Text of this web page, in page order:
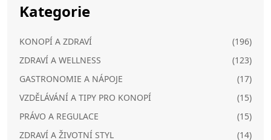
Kategorie
KONOPÍ A ZDRAVÍ
(196)
ZDRAVÍ A WELLNESS
(123)
GASTRONOMIE A NÁPOJE
(17)
VZDĚLÁVÁNÍ A TIPY PRO KONOPÍ
(15)
PRÁVO A REGULACE
(15)
ZDRAVÍ A ŽIVOTNÍ STYL
(14)